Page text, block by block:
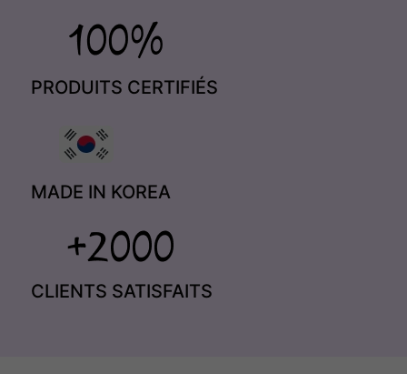
PRODUITS CERTIFIÉS
MADE IN KOREA
CLIENTS SATISFAITS